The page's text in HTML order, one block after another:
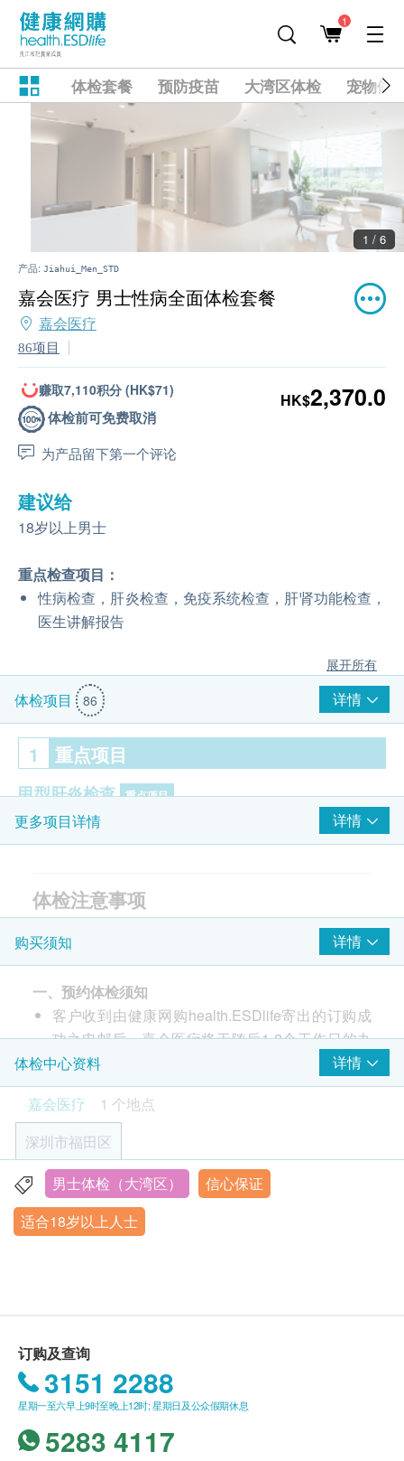
1
体检套餐 预防疫苗 大湾区体检 宠物健
2 / 6
产品: Jiahui_Men_STD
嘉会医疗 男士性病全面体检套餐
嘉会医疗
86项目
赚取7,110积分 (HK$71)
体检前可免费取消
为产品留下第一个评论
HK$2,370.0
建议给
18岁以上男士
重点检查项目：
性病检查，肝炎检查，免疫系统检查，肝肾功能检查，
医生讲解报告
展开所有
体检项目 86 详情
1 重点项目
甲型肝炎检查 重点项目
甲型肝炎总抗体
乙型肝炎表面抗体
乙型肝炎e抗体 (定量)
乙型肝炎e抗原 (定量)
乙型肝炎核心抗体IgM
乙型肝炎核心总抗体
丙型肝炎检查
丙型肝炎抗体
免疫系统
免疫系统检查（B细胞、NK细胞、T细胞亚群）
性病检查 重点项目
爱滋病抗体
单纯疱疹病毒I型IgM抗体（定性）
单纯疱疹病毒II型IgM抗体（定性）
淋球菌PCR，定性，尿液
更多项目详情 详情
体检注意事项
检前准备:
1. 检查前一晚11:00 PM后请不要进食，体检当日保持
至少8小时空腹(可饮用50毫升以下白开水)以确保糖尿
病的血液化结果准确。
2. 体检当日请勿佩戴项链等首饰和金属物品，并清穿
着方便易脱的衣服。
3. 体检当日请勿佩戴隐形眼镜,请另外携带框架眼镜，
以便测量眼压。
4. 服用口服降血糖药物或注射胰岛素的糖尿病患者检
查当天早晨请勿服用或注射；请务必携带并于空腹项
目完成后服用或注射；服用其他慢性药物者，请遵医
嘱，当日早晨可用10-30毫升白开水按时服药；如有
问题，欢迎通过电话或微信询问。
购买须知 详情
一、预约体检须知
客户收到由健康网购health.ESDlife寄出的订购成
功之电邮后，嘉会医疗将于随后1-2个工作日的办
公时间内，致电客户预约身体检查的时间及地点。
客户亦可至少提前1个工作日联络嘉会医疗进行预
约（联络电话：+86 0755-29395000；WeChat:
JIAHUI_SZ）。
客户至现场后，嘉会医疗工作人员会核对客户的姓
名、出生年月日、手机号及ESDlife健康网购
health.ESDlife订购成功之电邮。
订单如需改期，请至少提前1个工作日联络嘉会医
废。
体检时, 如果遇到医生不会説广东话的情况，嘉会
医疗可安排医护人员陪同提供翻译服务。
如果商户页面与体检计划页面的繁体中文、简体中
文、英文三个版本有任何抵触或不相符之处，应以
体检中心资料
详情
嘉会医疗
1 个地点
深圳市福田区
深圳市福田区福华三路168号荣超商会中心2楼（高铁站- 连
城新天地B6出口）
营业时间：星期一至星期二，星期四至星期日︰8:30a.m. -
男士体检（大湾区）
信心保证
适合18岁以上人士
订购及查询
3151 2288
星期一至六早上9时至晚上12时; 星期日及公众假期休息
5283 4117